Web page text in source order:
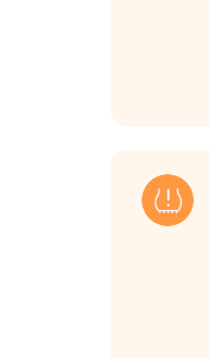
Vid
På
medans
Ett däck